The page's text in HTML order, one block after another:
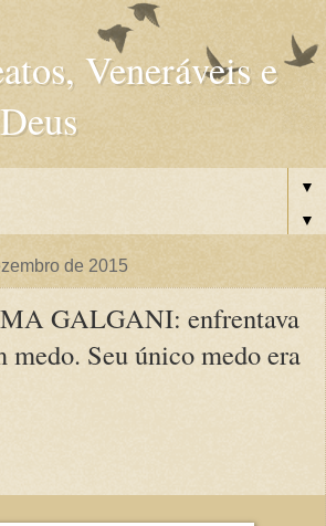
Veneráveis e
▼
▼
de 2015
GALGANI: enfrentava
medo. Seu único medo era